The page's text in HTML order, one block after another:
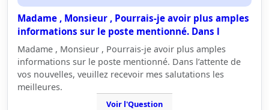
Madame , Monsieur , Pourrais-je avoir plus amples
informations sur le poste mentionné. Dans l
Madame , Monsieur , Pourrais-je avoir plus amples
informations sur le poste mentionné. Dans l’attente de
vos nouvelles, veuillez recevoir mes salutations les
meilleures.
Voir l'Question